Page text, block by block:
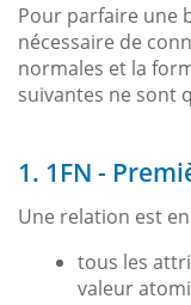
Pour parfaire une
nécessaire de
normales et la
suivantes ne sont
1. 1FN -
Une relation est
tous les
valeur